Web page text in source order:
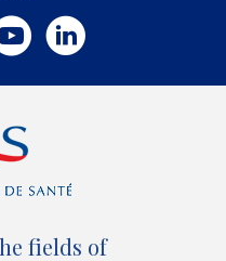
Y
u
b
L
d
fields of